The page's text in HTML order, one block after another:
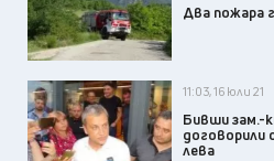
Два пожара
11:03, 16 юли 21
Бивши зам.-
договорили
лева